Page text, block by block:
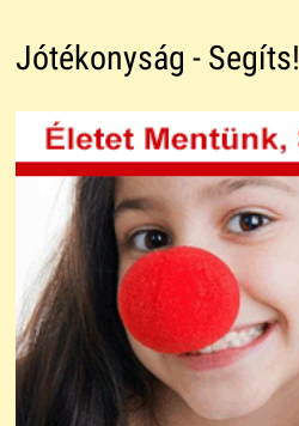
Jótékonyság - Segíts!